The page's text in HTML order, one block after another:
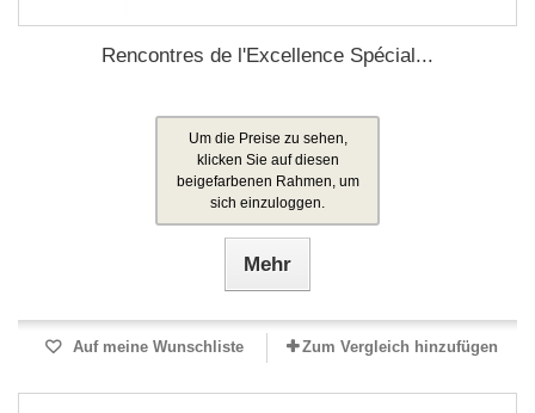
Rencontres de l'Excellence Spécial...
Um die Preise zu sehen,
klicken Sie auf diesen
beigefarbenen Rahmen, um
sich einzuloggen.
Mehr
Auf meine Wunschliste Zum Vergleich hinzufügen